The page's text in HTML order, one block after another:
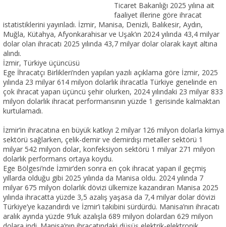
Ticaret Bakanlığı 2025 yılına ait
faaliyet illerine göre ihracat
istatistiklerini yayınladı. İzmir, Manisa, Denizli, Balıkesir, Aydın,
Muğla, Kütahya, Afyonkarahisar ve Uşak’ın 2024 yılında 43,4 milyar
dolar olan ihracatı 2025 yılında 43,7 milyar dolar olarak kayıt altına
alındı.
İzmir, Türkiye üçüncüsü
Ege İhracatçı Birlikleri’nden yapılan yazılı açıklama göre İzmir, 2025
yılında 23 milyar 614 milyon dolarlık ihracatla Türkiye genelinde en
çok ihracat yapan üçüncü şehir olurken, 2024 yılındaki 23 milyar 833
milyon dolarlık ihracat performansının yüzde 1 gerisinde kalmaktan
kurtulamadı.
İzmir’in ihracatına en büyük katkıyı 2 milyar 126 milyon dolarla kimya
sektörü sağlarken, çelik-demir ve demirdışı metaller sektörü 1
milyar 542 milyon dolar, konfeksiyon sektörü 1 milyar 271 milyon
dolarlık performans ortaya koydu.
Ege Bölgesi’nde İzmir’den sonra en çok ihracat yapan il geçmiş
yıllarda olduğu gibi 2025 yılında da Manisa oldu. 2024 yılında 7
milyar 675 milyon dolarlık dövizi ülkemize kazandıran Manisa 2025
yılında ihracatta yüzde 3,5 azalış yaşasa da 7,4 milyar dolar dövizi
Türkiye’ye kazandırdı ve İzmir’i takibini sürdürdü. Manisa’nın ihracatı
aralık ayında yüzde 9’luk azalışla 689 milyon dolardan 629 milyon